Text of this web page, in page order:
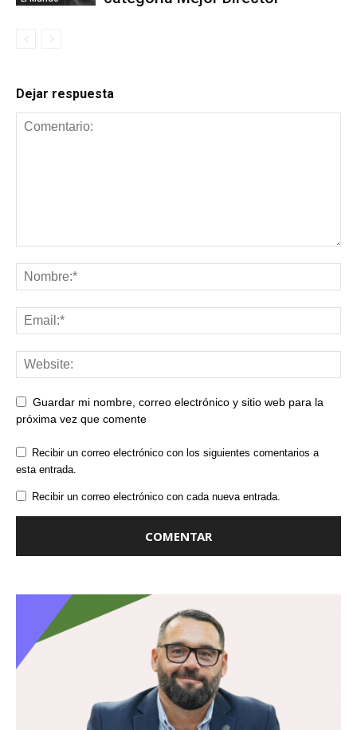
Dejar respuesta
Guardar mi nombre, correo electrónico y sitio web para la
próxima vez que comente
Recibir un correo electrónico con los siguientes comentarios a
esta entrada.
Recibir un correo electrónico con cada nueva entrada.